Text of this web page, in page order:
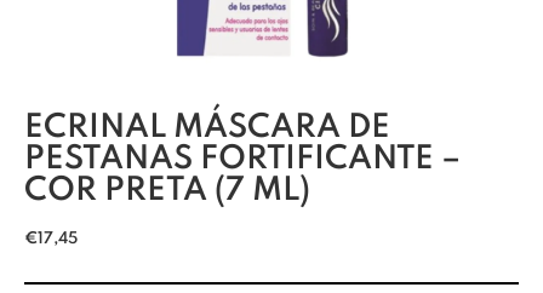
ECRINAL MÁSCARA DE
PESTANAS FORTIFICANTE –
COR PRETA (7 ML)
€17,45